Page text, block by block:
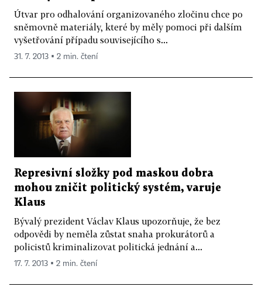
Útvar pro odhalování organizovaného zločinu chce po
sněmovně materiály, které by měly pomoci při dalším
vyšetřování případu souvisejícího s...
31. 7. 2013 ▪ 2 min. čtení
Represivní složky pod maskou dobra
mohou zničit politický systém, varuje
Klaus
Bývalý prezident Václav Klaus upozorňuje, že bez
odpovědi by neměla zůstat snaha prokurátorů a
policistů kriminalizovat politická jednání a...
17. 7. 2013 ▪ 2 min. čtení